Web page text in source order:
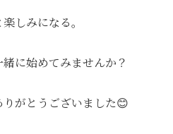
しみになる。
に始めてみませんか？
がとうございました😊